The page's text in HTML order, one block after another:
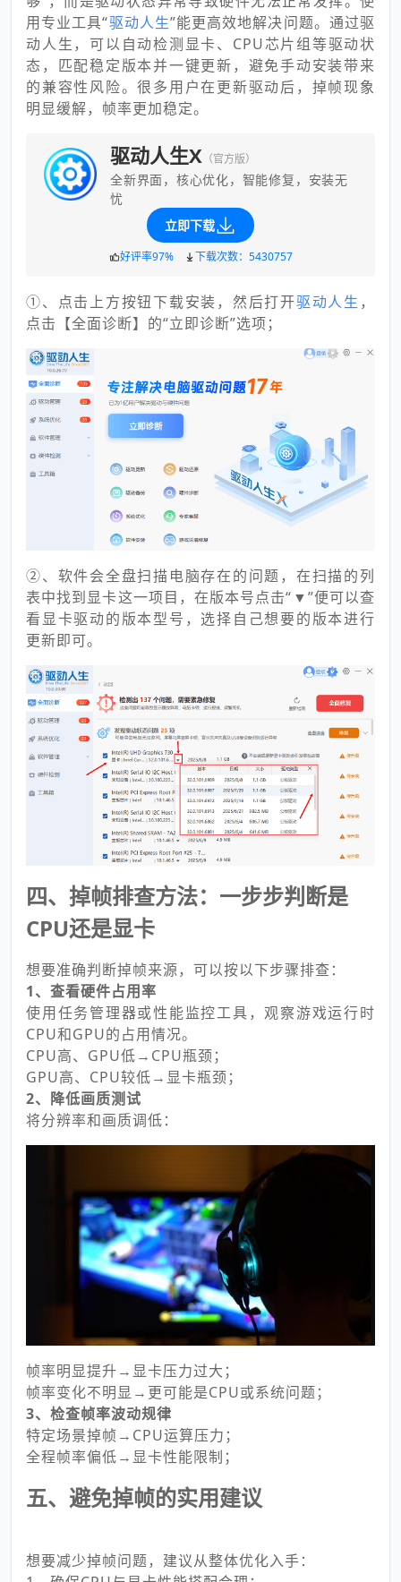
用专业工具“驱动人生”能更高效地解决问题。通过驱
动人生，可以自动检测显卡、CPU芯片组等驱动状
态，匹配稳定版本并一键更新，避免手动安装带来
的兼容性风险。很多用户在更新驱动后，掉帧现象
明显缓解，帧率更加稳定。
驱动人生X （官方版）
全新界面，核心优化，智能修复，安装无
忧
立即下载
好评率97% 下载次数：5430757
①、点击上方按钮下载安装，然后打开驱动人生 ，
点击【全面诊断】的“立即诊断”选项；
②、软件会全盘扫描电脑存在的问题，在扫描的列
表中找到显卡这一项目，在版本号点击“▼”便可以查
看显卡驱动的版本型号，选择自己想要的版本进行
更新即可。
四、掉帧排查方法：一步步判断是
CPU还是显卡
想要准确判断掉帧来源，可以按以下步骤排查：
1、查看硬件占用率
使用任务管理器或性能监控工具，观察游戏运行时
CPU和GPU的占用情况。
CPU高、GPU低→CPU瓶颈；
GPU高、CPU较低→显卡瓶颈；
2、降低画质测试
将分辨率和画质调低：
帧率明显提升→显卡压力过大；
帧率变化不明显→更可能是CPU或系统问题；
3、检查帧率波动规律
特定场景掉帧→CPU运算压力；
全程帧率偏低→显卡性能限制；
五、避免掉帧的实用建议
想要减少掉帧问题，建议从整体优化入手：